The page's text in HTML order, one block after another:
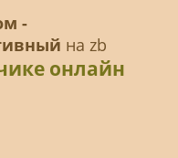
-
на zb
онлайн